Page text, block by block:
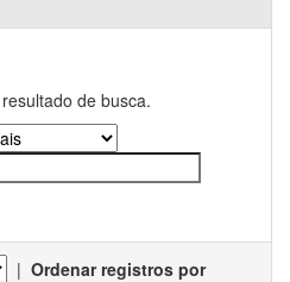
de busca.
| Ordenar registros por